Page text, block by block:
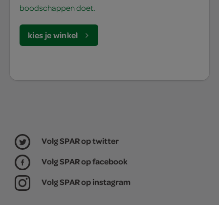
boodschappen doet.
kies je winkel
Volg SPAR op twitter
Volg SPAR op facebook
Volg SPAR op instagram